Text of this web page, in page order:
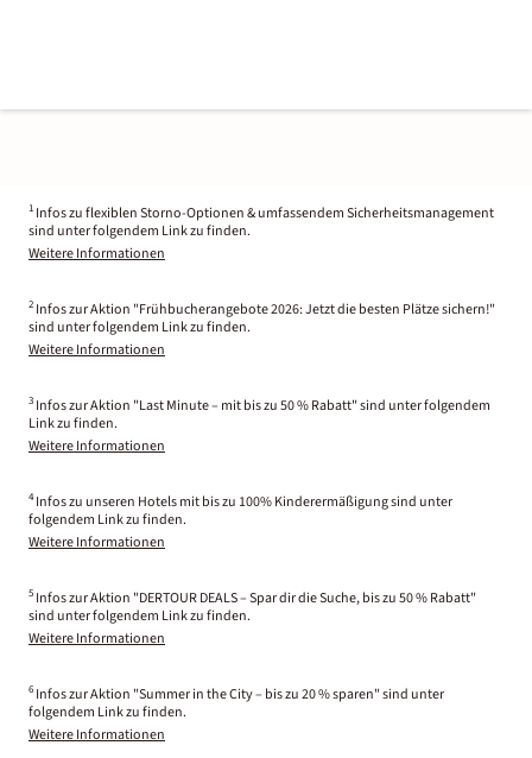
1 Infos zu flexiblen Storno-Optionen & umfassendem Sicherheitsmanagement
sind unter folgendem Link zu finden.
Weitere Informationen
2 Infos zur Aktion "Frühbucherangebote 2026: Jetzt die besten Plätze sichern!"
sind unter folgendem Link zu finden.
Weitere Informationen
3 Infos zur Aktion "Last Minute – mit bis zu 50 % Rabatt" sind unter folgendem
Link zu finden.
Weitere Informationen
4 Infos zu unseren Hotels mit bis zu 100% Kinderermäßigung sind unter
folgendem Link zu finden.
Weitere Informationen
5 Infos zur Aktion "DERTOUR DEALS – Spar dir die Suche, bis zu 50 % Rabatt"
sind unter folgendem Link zu finden.
Weitere Informationen
6 Infos zur Aktion "Summer in the City – bis zu 20 % sparen" sind unter
folgendem Link zu finden.
Weitere Informationen